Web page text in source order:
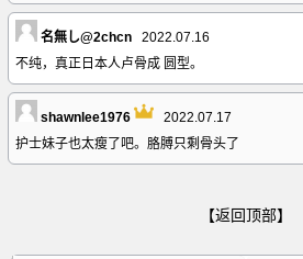
名無し@2chcn
2022.07.16
不纯，真正日本人卢骨成 圆型。
shawnlee1976
2022.07.17
护士妹子也太瘦了吧。胳膊只剩骨头了
【返回顶部】